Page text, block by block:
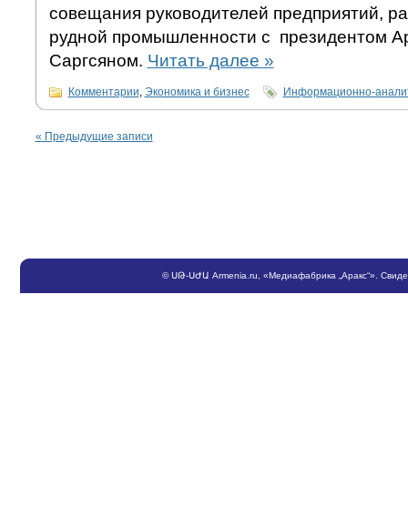
совещания руководителей предприятий,
рудной промышленности с президентом
Саргсяном. Читать далее »
Комментарии, Экономика и бизнес Информационно-
« Предыдущие записи
©ՍԹ-ՍԺԱ Armenia.ru , «Медиафабрика „Аракс“».